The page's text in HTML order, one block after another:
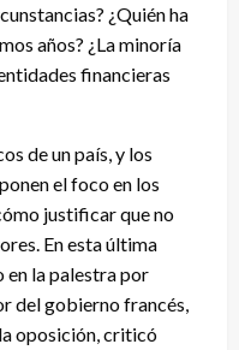
¿Quién ha
años? ¿La minoría
financieras
de un país, y los
el foco en los
justificar que no
En esta última
en la palestra por
del gobierno francés,
oposición, criticó